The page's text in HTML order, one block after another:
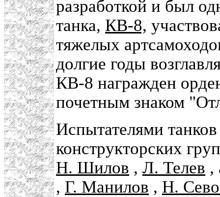
разработкой и был
танка, КВ-8,
тяжелых
долгие годы
КВ-8 награжден
почетным знаком
Испытателями
конструкторских
Н. Шилов , Л. Телев ,
, Г. Манилов , Н.